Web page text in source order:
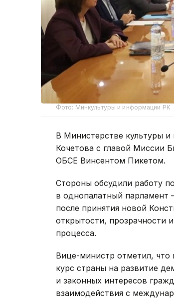
Фото: Минкультуры и информации РК
В Министерстве культуры
Кочетова с главой Миссии
ОБСЕ Винсентом Пикетом.
Стороны обсудили работу
в однопалатный парламент
после принятия новой
открытости, прозрачности
процесса.
Вице-министр отметил, что
курс страны на развитие
и законных интересов
взаимодействия с